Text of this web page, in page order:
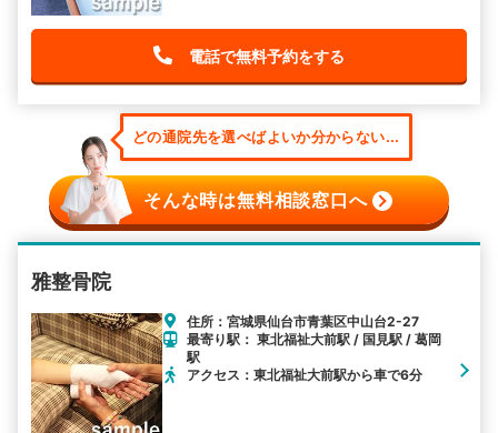
電話で無料予約をする
どの通院先を選べばよいか分からない...
そんな時は無料相談窓口へ
雅整骨院
住所：宮城県仙台市青葉区中山台2-27
最寄り駅： 東北福祉大前駅 / 国見駅 / 葛岡
駅
アクセス：東北福祉大前駅から車で6分